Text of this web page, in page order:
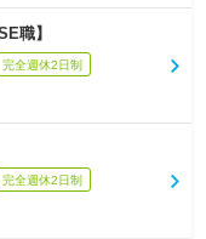
職】
完全週休2日制
完全週休2日制